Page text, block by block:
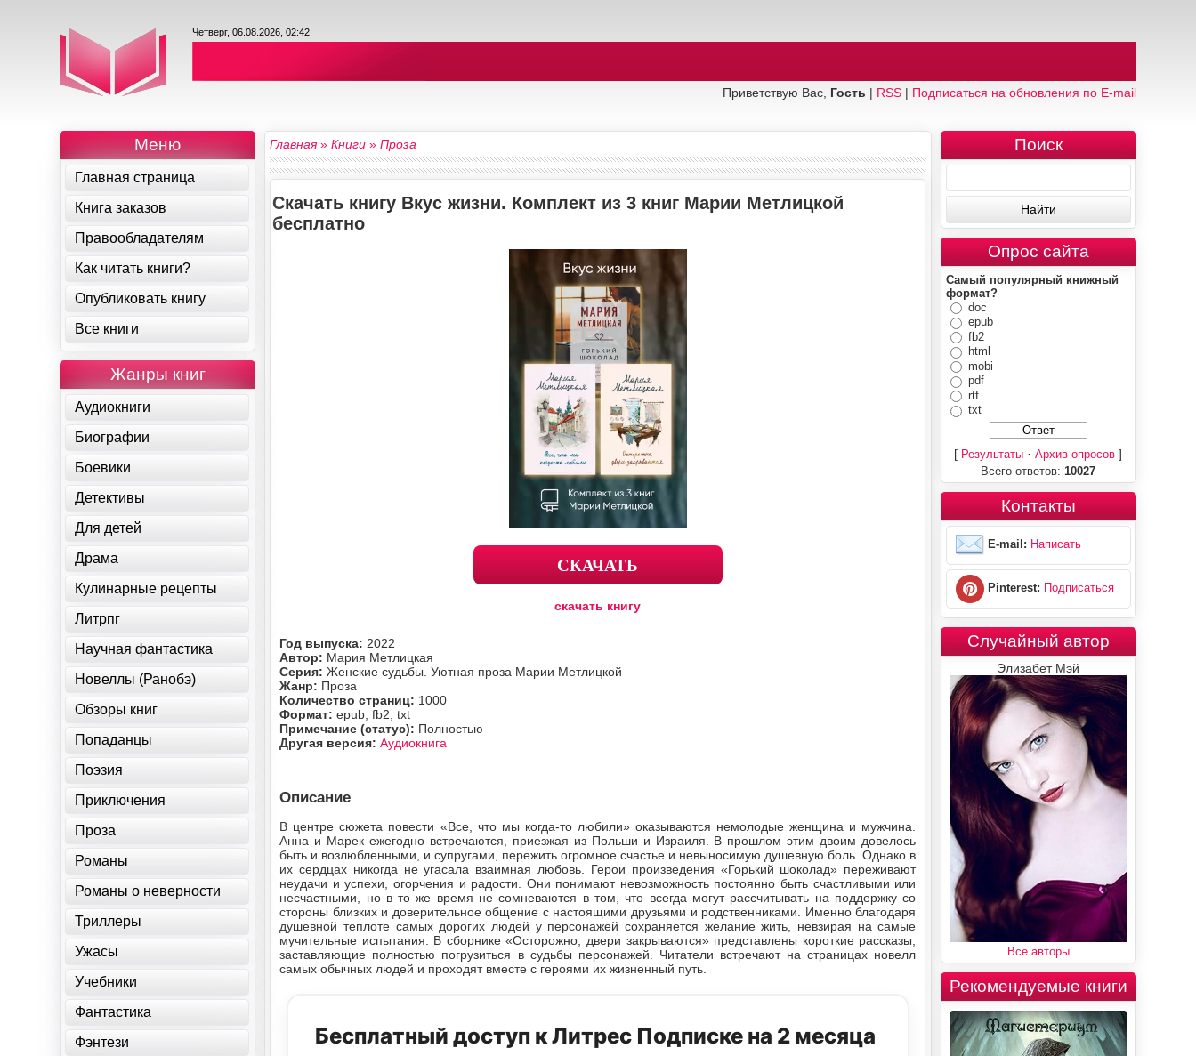
Четверг, 06.08.2026, 02:42
Приветствую Вас, Гость | RSS| Подписаться на обновления по E-mail
Главная»Книги »Проза
Скачать книгу Вкус жизни. Комплект из 3 книг Марии Метлицкой
бесплатно
СКАЧАТЬ
скачать книгу
Год выпуска: 2022
Автор: Мария Метлицкая
Серия:Женские судьбы. Уютная проза Марии Метлицкой
Жанр: Проза
Количество страниц: 1000
Формат:epub, fb2, txt
Примечание (статус): Полностью
Другая версия:Аудиокнига
Описание
В центре сюжета повести «Все, что мы когда-то любили» оказываются немолодые женщина и мужчина.
Анна и Марек ежегодно встречаются, приезжая из Польши и Израиля. В прошлом этим двоим довелось
быть и возлюбленными, и супругами, пережить огромное счастье и невыносимую душевную боль. Однако в
их сердцах никогда не угасала взаимная любовь. Герои произведения «Горький шоколад» переживают
неудачи и успехи, огорчения и радости. Они понимают невозможность постоянно быть счастливыми или
несчастными, но в то же время не сомневаются в том, что всегда могут рассчитывать на поддержку со
стороны близких и доверительное общение с настоящими друзьями и родственниками. Именно благодаря
душевной теплоте самых дорогих людей у персонажей сохраняется желание жить, невзирая на самые
мучительные испытания. В сборнике «Осторожно, двери закрываются» представлены короткие рассказы,
заставляющие полностью погрузиться в судьбы персонажей. Читатели встречают на страницах новелл
самых обычных людей и проходят вместе с героями их жизненный путь.
Бесплатный доступ к Литрес Подписке на 2 месяца
Меню
Главная страница
Книга заказов
Правообладателям
Как читать книги?
Опубликовать книгу
Все книги
Жанры книг
Аудиокниги
Биографии
Боевики
Детективы
Для детей
Драма
Кулинарные рецепты
Литрпг
Научная фантастика
Новеллы (Ранобэ)
Обзоры книг
Попаданцы
Поэзия
Приключения
Проза
Романы
Романы о неверности
Триллеры
Ужасы
Учебники
Фантастика
Фэнтези
Поиск
Опрос сайта
Самый популярный книжный
формат?
doc
epub
fb2
html
mobi
pdf
rtf
txt
[ Результаты ·Архив опросов ]
Всего ответов: 10027
Контакты
E-mail: Написать
Pinterest: Подписаться
Случайный автор
Элизабет Мэй
Все авторы
Рекомендуемые книги